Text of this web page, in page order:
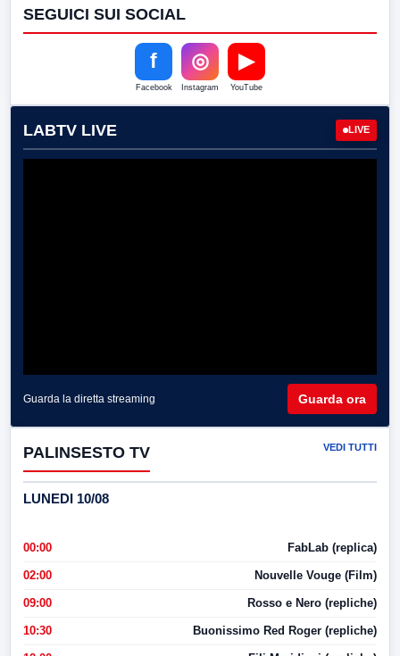
SEGUICI SUI SOCIAL
f
Facebook
◎
Instagram
▶
YouTube
LABTV LIVE LIVE
Guarda la diretta streaming Guarda ora
PALINSESTO TV VEDI TUTTI
LUNEDI 10/08
00:00 FabLab (replica)
02:00 Nouvelle Vouge (Film)
09:00 Rosso e Nero (repliche)
10:30 Buonissimo Red Roger (repliche)